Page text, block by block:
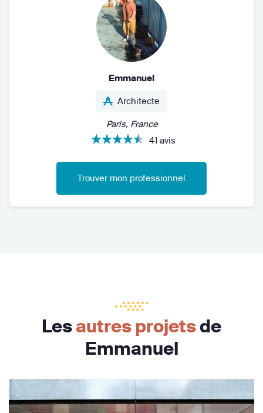
Emmanuel
Architecte
Paris, France
41 avis
Trouver mon professionnel
Lesautres projetsde
Emmanuel